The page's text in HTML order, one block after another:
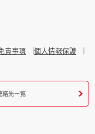
責事項
個人情報保護
絡先一覧